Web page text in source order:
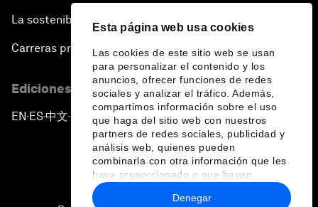
Esta página web usa cookies
Las cookies de este sitio web se usan
para personalizar el contenido y los
anuncios, ofrecer funciones de redes
sociales y analizar el tráfico. Además,
compartimos información sobre el uso
que haga del sitio web con nuestros
partners de redes sociales, publicidad y
análisis web, quienes pueden
combinarla con otra información que les
haya proporcionado o que hayan
recopilado a partir del uso que haya
hecho de sus servicios.
Denegar
La sostenibilidad en el Foro
Carreras profesionales
Ediciones en otros idiomas
EN ▪ES▪中文▪ 日本語